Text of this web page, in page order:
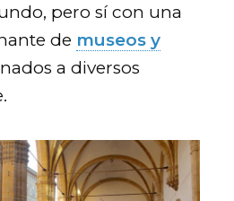
pero sí con una
de museos y
a diversos